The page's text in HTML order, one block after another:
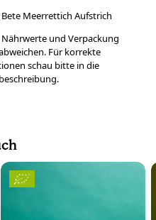
Bete Meerrettich Aufstrich
und Verpackung
Für korrekte
schau bitte in die